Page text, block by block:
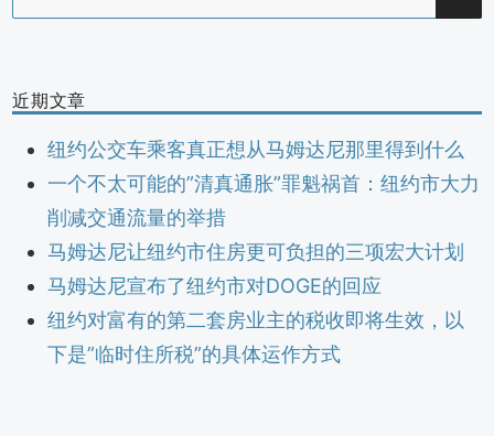
for:
近期文章
纽约公交车乘客真正想从马姆达尼那里得到什么
一个不太可能的”清真通胀”罪魁祸首：纽约市大力
削减交通流量的举措
马姆达尼让纽约市住房更可负担的三项宏大计划
马姆达尼宣布了纽约市对DOGE的回应
纽约对富有的第二套房业主的税收即将生效，以
下是”临时住所税”的具体运作方式